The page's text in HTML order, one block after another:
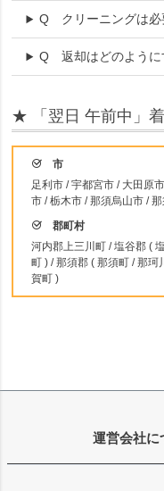
Q クリーニングは必
Q 返却はどのように
★ 「翌日 午前中」
市
足利市 / 宇都宮市 / 大田原
市 / 栃木市 / 那須烏山市 /
郡町村
河内郡上三川町 / 塩谷郡 (
町 ) / 那須郡 ( 那須町 / 那珂
賀町 )
運営会社に